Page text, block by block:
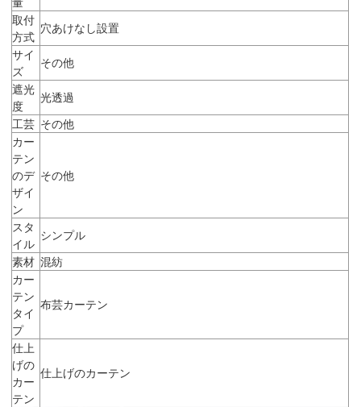
取付
方式
穴あけなし設置
サイ
ズ
その他
遮光
度
光透過
工芸 その他
カー
テン
のデ
ザイ
ン
その他
スタ
イル
シンプル
素材 混紡
カー
テン
タイ
プ
布芸カーテン
仕上
げの
カー
テン
仕上げのカーテン